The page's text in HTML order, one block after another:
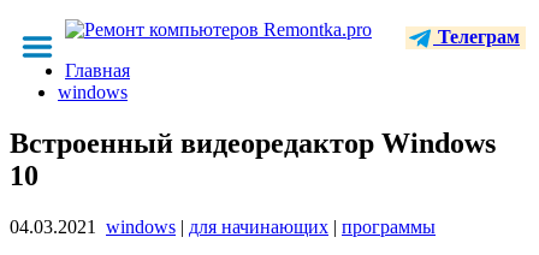
Телеграм
Главная
windows
Встроенный видеоредактор Windows
10
04.03.2021 windows | для начинающих | программы